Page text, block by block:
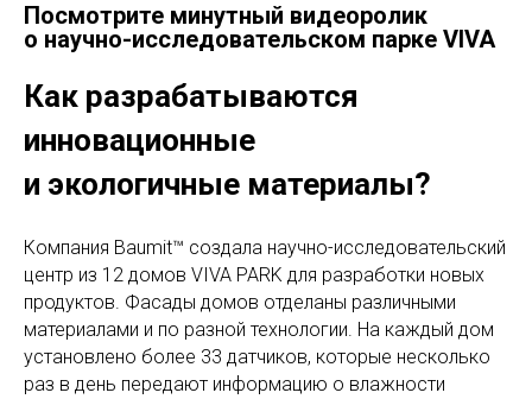
Посмотрите минутный видеоролик
о научно-исследовательском парке VIVA
Как разрабатываются
инновационные
и экологичные материалы?
Компания Baumit™ создала научно-исследовательский
центр из 12 домов VIVA PARK для разработки новых
продуктов. Фасады домов отделаны различными
материалами и по разной технологии. На каждый дом
установлено более 33 датчиков, которые несколько
раз в день передают информацию о влажности